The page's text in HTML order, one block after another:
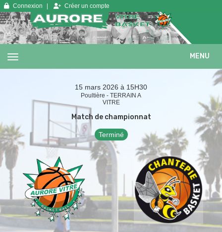
Connexion Créer un compte
MENU
15 mars 2026 à 15H30
Poultière - TERRAIN A
VITRE
Match de championnat
Terminé
Panneau de gestion des cookies